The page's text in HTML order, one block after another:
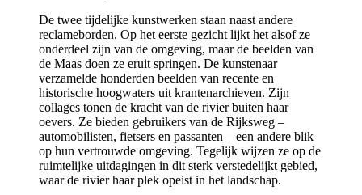
De twee tijdelijke kunstwerken staan naast andere
reclameborden. Op het eerste gezicht lijkt het alsof ze
onderdeel zijn van de omgeving, maar de beelden van
de Maas doen ze eruit springen. De kunstenaar
verzamelde honderden beelden van recente en
historische hoogwaters uit krantenarchieven. Zijn
collages tonen de kracht van de rivier buiten haar
oevers. Ze bieden gebruikers van de Rijksweg –
automobilisten, fietsers en passanten – een andere blik
op hun vertrouwde omgeving. Tegelijk wijzen ze op de
ruimtelijke uitdagingen in dit sterk verstedelijkt gebied,
waar de rivier haar plek opeist in het landschap.